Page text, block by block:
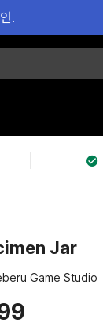
.
Jar
Game Studio